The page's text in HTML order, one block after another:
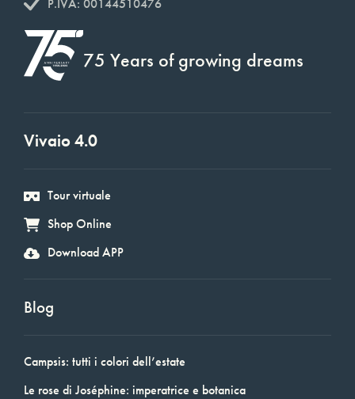
75 Years of growing dreams
Vivaio 4.0
Tour virtuale
Shop Online
Download APP
Blog
Campsis: tutti i colori dell’estate
Le rose di Joséphine: imperatrice e botanica